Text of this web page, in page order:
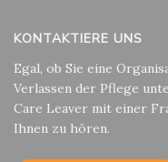
KONTAKTIERE UNS
Egal, ob Sie eine
Verlassen der Pflege
Care Leaver mit einer
Ihnen zu hören.